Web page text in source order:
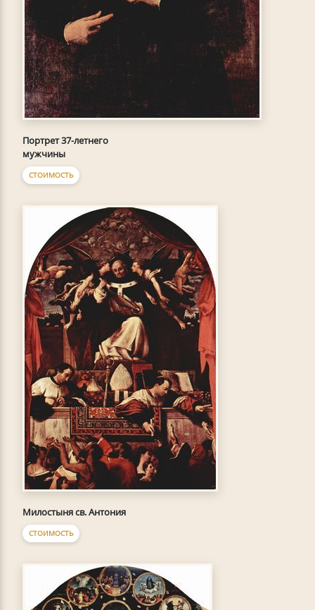
Портрет 37-летнего
мужчины
СТОИМОСТЬ
Милостыня св. Антония
СТОИМОСТЬ